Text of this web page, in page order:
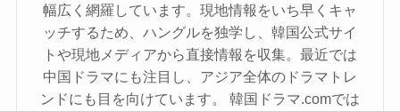
幅広く網羅しています。現地情報をいち早くキャ
ッチするため、ハングルを独学し、韓国公式サイ
トや現地メディアから直接情報を収集。最近では
中国ドラマにも注目し、アジア全体のドラマトレ
ンドにも目を向けています。 韓国ドラマ.comでは